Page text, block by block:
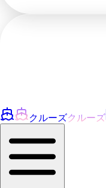
クルーズクルーズ